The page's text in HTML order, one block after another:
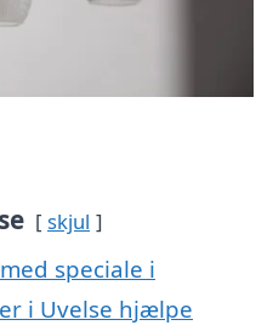
skjul
speciale i
i Uvelse hjælpe